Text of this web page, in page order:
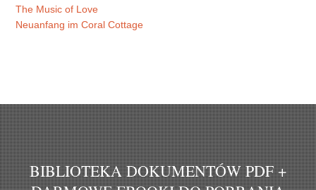
The Music of Love
Neuanfang im Coral Cottage
BIBLIOTEKA DOKUMENTÓW PDF +